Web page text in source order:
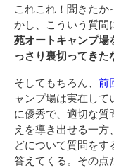
これこれ！聞きた
かし、こういう質問
苑オートキャンプ場
っさり裏切ってきた
そしてもちろん、 前
ャンプ場は実在して
に優秀で、適切な
えを導き出せる一
どについて質問を
答えてくる。その点